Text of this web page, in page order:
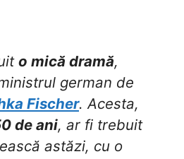
o mică dramă,
german de
Fischer. Acesta,
de ani, ar fi trebuit
astăzi, cu o